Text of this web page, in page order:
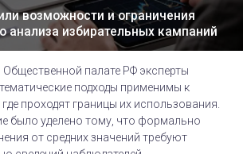
возможности и ограничения
анализа избирательных кампаний
Общественной палате РФ эксперты
подходы применимы к
проходят границы их использования.
было уделено тому, что формально
от средних значений требуют